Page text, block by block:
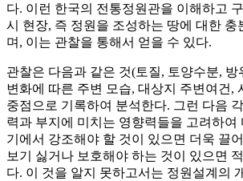
다. 이런 한국의 전통정원관을 이해하고
시 현장, 즉 정원을 조성하는 땅에 대한 충
며, 이는 관찰을 통해서 얻을 수 있다.
관찰은 다음과 같은 것(토질, 토양수분, 방
변화에 따른 주변 모습, 대상지 주변여건,
중점으로 기록하여 분석한다. 그런 다음
력과 부지에 미치는 영향력들을 고려하여
기에서 강조해야 할 것이 있으면 더욱 끌
보기 싫거나 보호해야 하는 것이 있으면
다. 이 것을 알지 못하고서는 정원설계의